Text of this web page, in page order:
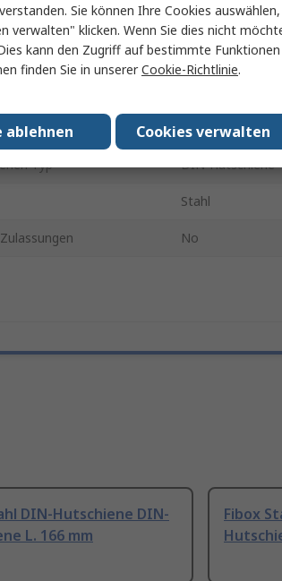
DIN-Hutschiene
366mm
1mm
Typ DIN-Hutschiene
Stahl
No
DIN-Hutschiene DIN-
L. 166 mm
Fibox
Sie können Ihre Cookies
verwalten" klicken. Wenn Sie dies nicht
kann den Zugriff auf bestimmte
finden Sie in unsererCookie-Richtlinie.
Cookies verwalten
ablehnen